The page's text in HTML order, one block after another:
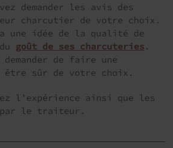
demander les avis des
charcutier de votre choix.
une idée de la qualité de
goût de ses charcuteries .
demander de faire une
être sûr de votre choix.
l’expérience ainsi que les
le traiteur.